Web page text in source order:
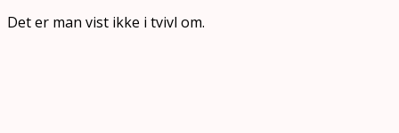
Det er man vist ikke i tvivl om.